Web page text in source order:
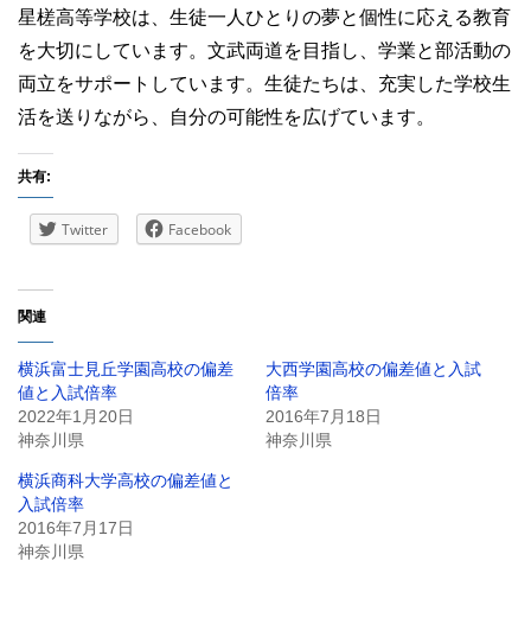
星槎高等学校は、生徒一人ひとりの夢と個性に応える教育
を大切にしています。文武両道を目指し、学業と部活動の
両立をサポートしています。生徒たちは、充実した学校生
活を送りながら、自分の可能性を広げています。
共有:
Twitter Facebook
関連
横浜富士見丘学園高校の偏差
値と入試倍率
2022年1月20日
神奈川県
大西学園高校の偏差値と入試
倍率
2016年7月18日
神奈川県
横浜商科大学高校の偏差値と
入試倍率
2016年7月17日
神奈川県